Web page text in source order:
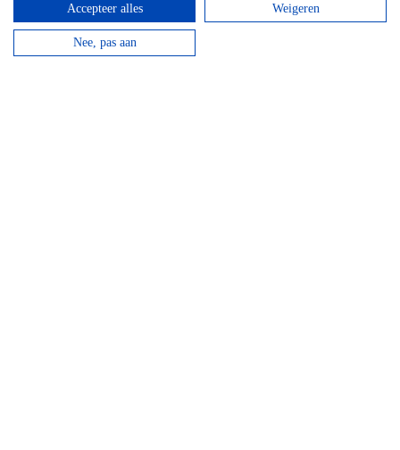
Vanaf€16,95
Beantwoord de vragen, vul de juiste coördinaten in
en verdien een Chouffe biertje!
Accepteer alles Weigeren
Nee, pas aan